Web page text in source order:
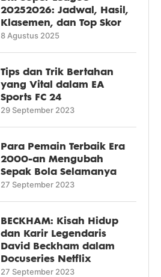
20252026: Jadwal, Hasil,
Klasemen, dan Top Skor
8 Agustus 2025
Tips dan Trik Bertahan
yang Vital dalam EA
Sports FC 24
29 September 2023
Para Pemain Terbaik Era
2000-an Mengubah
Sepak Bola Selamanya
27 September 2023
BECKHAM: Kisah Hidup
dan Karir Legendaris
David Beckham dalam
Docuseries Netflix
27 September 2023